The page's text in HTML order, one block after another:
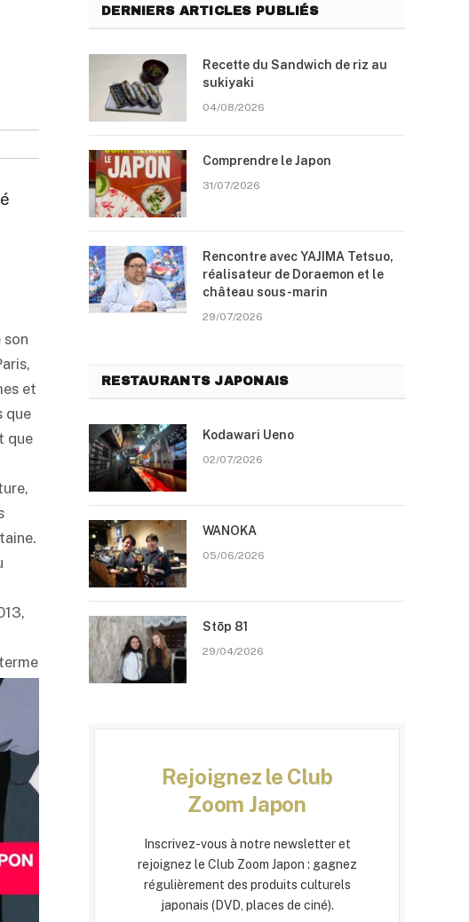
et
que
que
DERNIERS ARTICLES PUBLIÉS
Recette du Sandwich de riz au
sukiyaki
04/08/2026
Comprendre le Japon
31/07/2026
Rencontre avec YAJIMA Tetsuo,
réalisateur de Doraemon et le
château sous-marin
29/07/2026
RESTAURANTS JAPONAIS
Kodawari Ueno
02/07/2026
WANOKA
05/06/2026
Stōp 81
29/04/2026
Rejoignez le Club
Zoom Japon
Inscrivez-vous à notre newsletter et
rejoignez le Club Zoom Japon : gagnez
régulièrement des produits culturels
japonais (DVD, places de ciné).